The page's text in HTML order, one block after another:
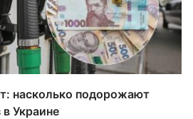
насколько подорожают
в Украине